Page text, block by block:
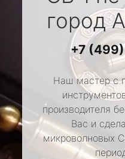
город
+7
Наш мастер с
производителя
Вас и
микроволновых